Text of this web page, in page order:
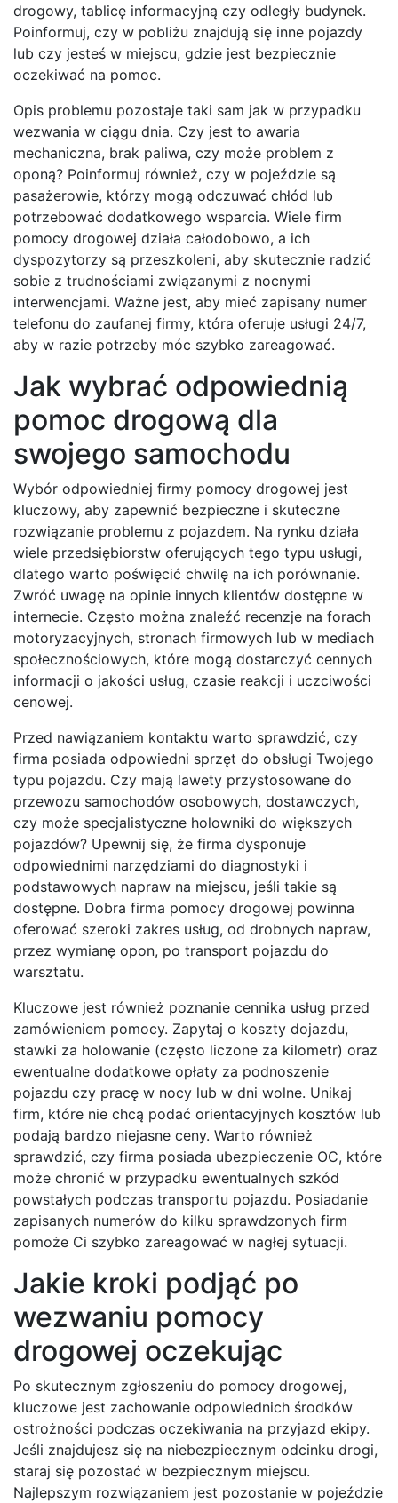
drogowy, tablicę informacyjną czy odległy budynek.
Poinformuj, czy w pobliżu znajdują się inne pojazdy
lub czy jesteś w miejscu, gdzie jest bezpiecznie
oczekiwać na pomoc.
Opis problemu pozostaje taki sam jak w przypadku
wezwania w ciągu dnia. Czy jest to awaria
mechaniczna, brak paliwa, czy może problem z
oponą? Poinformuj również, czy w pojeździe są
pasażerowie, którzy mogą odczuwać chłód lub
potrzebować dodatkowego wsparcia. Wiele firm
pomocy drogowej działa całodobowo, a ich
dyspozytorzy są przeszkoleni, aby skutecznie radzić
sobie z trudnościami związanymi z nocnymi
interwencjami. Ważne jest, aby mieć zapisany numer
telefonu do zaufanej firmy, która oferuje usługi 24/7,
aby w razie potrzeby móc szybko zareagować.
Jak wybrać odpowiednią
pomoc drogową dla
swojego samochodu
Wybór odpowiedniej firmy pomocy drogowej jest
kluczowy, aby zapewnić bezpieczne i skuteczne
rozwiązanie problemu z pojazdem. Na rynku działa
wiele przedsiębiorstw oferujących tego typu usługi,
dlatego warto poświęcić chwilę na ich porównanie.
Zwróć uwagę na opinie innych klientów dostępne w
internecie. Często można znaleźć recenzje na forach
motoryzacyjnych, stronach firmowych lub w mediach
społecznościowych, które mogą dostarczyć cennych
informacji o jakości usług, czasie reakcji i uczciwości
cenowej.
Przed nawiązaniem kontaktu warto sprawdzić, czy
firma posiada odpowiedni sprzęt do obsługi Twojego
typu pojazdu. Czy mają lawety przystosowane do
przewozu samochodów osobowych, dostawczych,
czy może specjalistyczne holowniki do większych
pojazdów? Upewnij się, że firma dysponuje
odpowiednimi narzędziami do diagnostyki i
podstawowych napraw na miejscu, jeśli takie są
dostępne. Dobra firma pomocy drogowej powinna
oferować szeroki zakres usług, od drobnych napraw,
przez wymianę opon, po transport pojazdu do
warsztatu.
Kluczowe jest również poznanie cennika usług przed
zamówieniem pomocy. Zapytaj o koszty dojazdu,
stawki za holowanie (często liczone za kilometr) oraz
ewentualne dodatkowe opłaty za podnoszenie
pojazdu czy pracę w nocy lub w dni wolne. Unikaj
firm, które nie chcą podać orientacyjnych kosztów lub
podają bardzo niejasne ceny. Warto również
sprawdzić, czy firma posiada ubezpieczenie OC, które
może chronić w przypadku ewentualnych szkód
powstałych podczas transportu pojazdu. Posiadanie
zapisanych numerów do kilku sprawdzonych firm
pomoże Ci szybko zareagować w nagłej sytuacji.
Jakie kroki podjąć po
wezwaniu pomocy
drogowej oczekując
Po skutecznym zgłoszeniu do pomocy drogowej,
kluczowe jest zachowanie odpowiednich środków
ostrożności podczas oczekiwania na przyjazd ekipy.
Jeśli znajdujesz się na niebezpiecznym odcinku drogi,
staraj się pozostać w bezpiecznym miejscu.
Najlepszym rozwiązaniem jest pozostanie w pojeździe